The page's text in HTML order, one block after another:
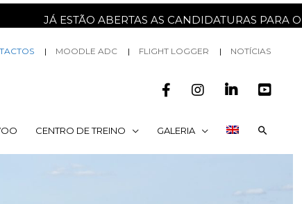
JÁ ESTÃO ABERTAS AS CANDIDATURAS PARA O
MOODLE ADC FLIGHT LOGGER NOTÍCIAS
CENTRO DE TREINO GALERIA